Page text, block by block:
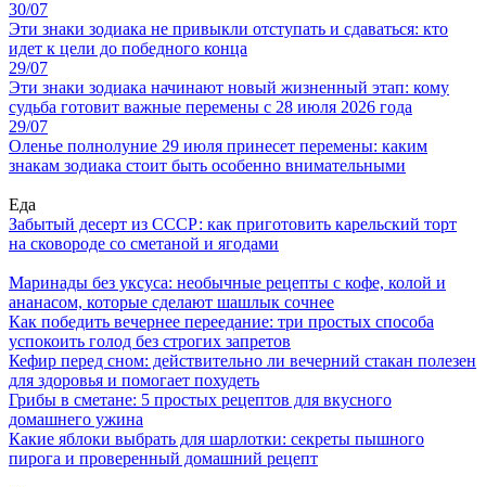
30/07
Эти знаки зодиака не привыкли отступать и сдаваться: кто
идет к цели до победного конца
29/07
Эти знаки зодиака начинают новый жизненный этап: кому
судьба готовит важные перемены с 28 июля 2026 года
29/07
Оленье полнолуние 29 июля принесет перемены: каким
знакам зодиака стоит быть особенно внимательными
Еда
Забытый десерт из СССР: как приготовить карельский торт
на сковороде со сметаной и ягодами
Маринады без уксуса: необычные рецепты с кофе, колой и
ананасом, которые сделают шашлык сочнее
Как победить вечернее переедание: три простых способа
успокоить голод без строгих запретов
Кефир перед сном: действительно ли вечерний стакан полезен
для здоровья и помогает похудеть
Грибы в сметане: 5 простых рецептов для вкусного
домашнего ужина
Какие яблоки выбрать для шарлотки: секреты пышного
пирога и проверенный домашний рецепт